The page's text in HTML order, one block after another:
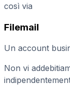
così via
Filemail
Un account
Non vi